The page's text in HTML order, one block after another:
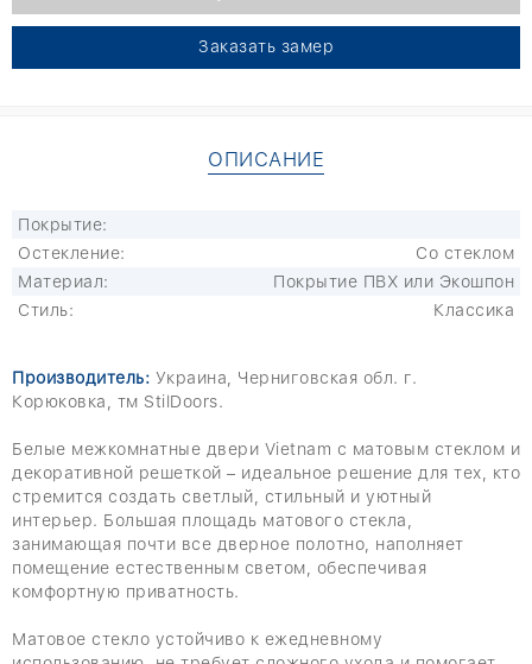
Заказать замер
ОПИСАНИЕ
Покрытие:
Остекление:
Со стеклом
Материал:
Покрытие ПВХ или Экошпон
Стиль:
Классика
Производитель: Украина, Черниговская обл. г.
Корюковка, тм StilDoors.
Белые межкомнатные двери Vietnam с матовым стеклом и
декоративной решеткой – идеальное решение для тех, кто
стремится создать светлый, стильный и уютный
интерьер. Большая площадь матового стекла,
занимающая почти все дверное полотно, наполняет
помещение естественным светом, обеспечивая
комфортную приватность.
Матовое стекло устойчиво к ежедневному